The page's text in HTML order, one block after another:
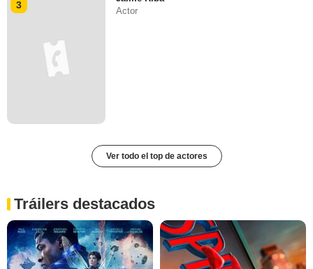
3
Actor
Ver todo el top de actores
Tráilers destacados